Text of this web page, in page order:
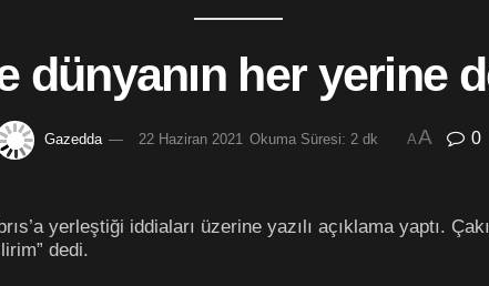
dünyanın her yerine
Gazedda 22 Haziran 2021 Okuma Süresi: 2 dk AA 0
yerleştiği iddiaları üzerine yazılı açıklama yaptı.
dedi.